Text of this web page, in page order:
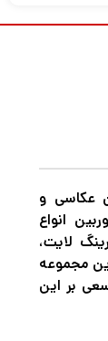
عکاسی و
انواع
لایت،
مجموعه
بر این